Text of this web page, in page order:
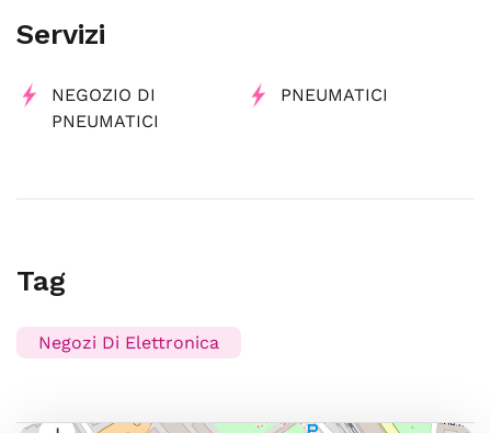
Servizi
NEGOZIO DI
PNEUMATICI
PNEUMATICI
Tag
Negozi Di Elettronica